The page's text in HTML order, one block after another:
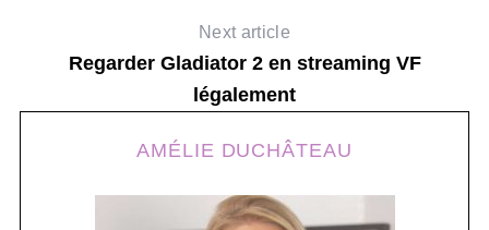
Next article
Regarder Gladiator 2 en streaming VF
légalement
AMÉLIE DUCHÂTEAU